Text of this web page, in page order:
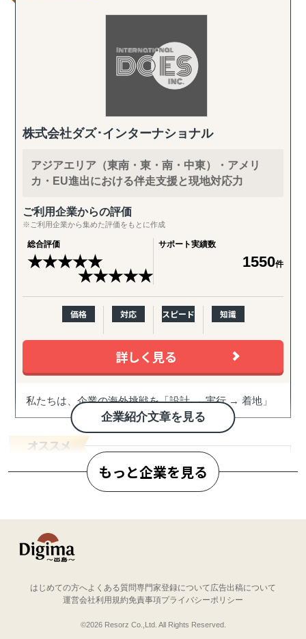
株式会社ダズ･インターナショナル
アジアエリア（東南・東・南・中東）・アメリ
カ・EU進出における伴走支援と現地対応力
ご利用企業からの評価
※ご利用企業から集めた評価をもとに作成
総合評価
★★★★★
★★★★★
サポート実績数
1550件
価格 対応 スピード 知識
詳しく見る
企業紹介文章を見る
私たちは、企業の海外挑戦を「設計 → 実行 → 着地」
まで一気通貫で伴走支援します。
『どの国が最適か？』を見極めるゼロ→イチの意思決
進出後に必ず直面する現地でのマーケティング課題ま
で主要各国に常駐するメンバーが、現地起点で一貫し
これまでの支援歴は20年以上、実績は1,500社を超えま
した。
※支援主要各国の現地スタッフ300人以上配置。進出後
も継続して支援できる体制を構築しています。
世界と日本をつなぐかけはし「沖縄」から海外展
開を支援しています
ご利用企業からの評価
※ご利用企業から集めた評価をもとに作成
サポート実績数
もっと企業を見る
はじめての方へよくある質問専門家登録について広告出稿について
運営会社利用規約免責事項プライバシーポリシー
©2026 Resorz Co.,Ltd. All Rights Reserved.